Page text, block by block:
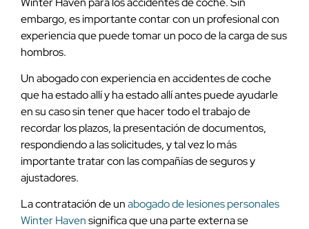
embargo, es importante contar con un profesional con
experiencia que puede tomar un poco de la carga de sus
hombros.
Un abogado con experiencia en accidentes de coche
que ha estado allí y ha estado allí antes puede ayudarle
en su caso sin tener que hacer todo el trabajo de
recordar los plazos, la presentación de documentos,
respondiendo a las solicitudes, y tal vez lo más
importante tratar con las compañías de seguros y
ajustadores.
La contratación de unabogado de lesiones personales
Winter Havensignifica que una parte externa se